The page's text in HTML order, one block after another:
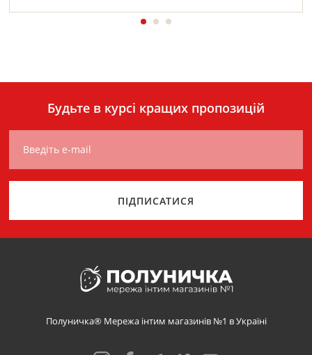
Будьте в курсі кращих пропозицій
Введіть e-mail
ПІДПИСАТИСЯ
Полуничка® Мережа інтим магазинів №1 в Україні